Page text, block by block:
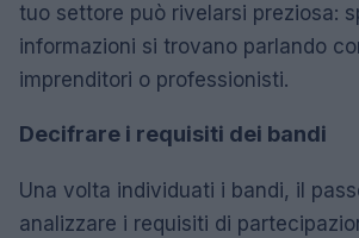
tuo settore può rivelarsi preziosa:
informazioni si trovano parlando
imprenditori o professionisti.
Decifrare i requisiti dei bandi
Una volta individuati i bandi, il
analizzare i requisiti di